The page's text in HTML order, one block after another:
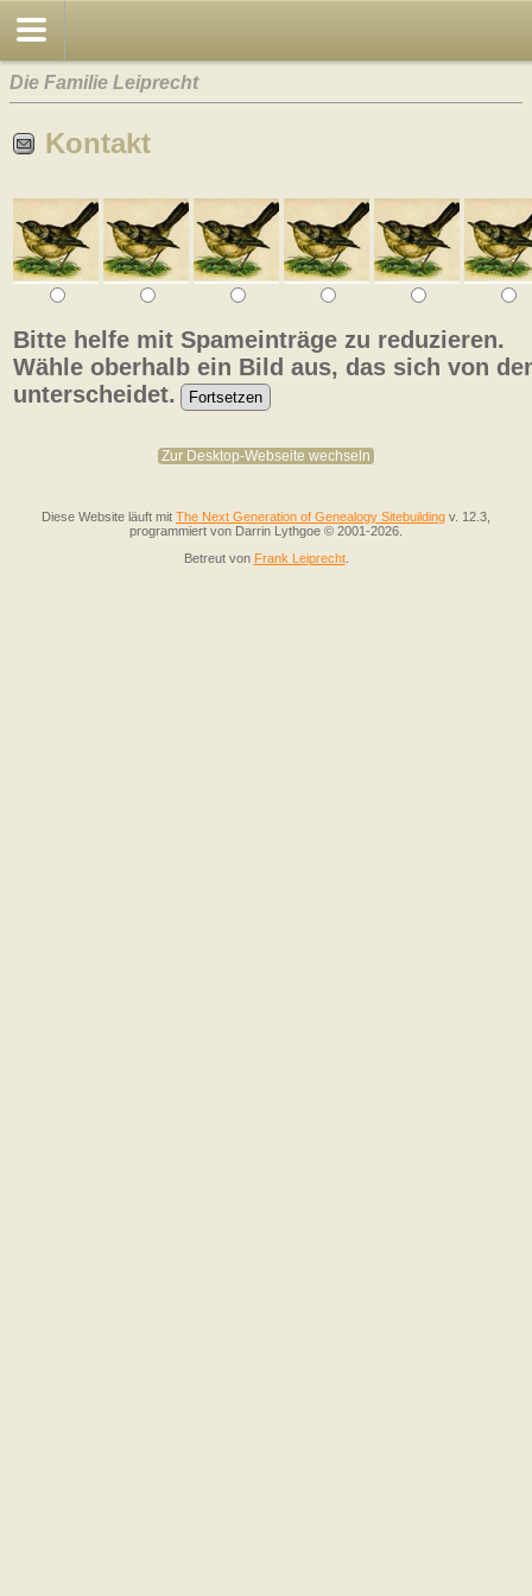
Die Familie Leiprecht
Kontakt
Bitte helfe mit Spameinträge zu reduzieren.
Wähle oberhalb ein Bild aus, das sich von
unterscheidet.
Zur Desktop-Webseite wechseln
Diese Website läuft mit The Next Generation of Genealogy Sitebuilding v. 12.3,
programmiert von Darrin Lythgoe © 2001-2026.
Betreut von Frank Leiprecht.